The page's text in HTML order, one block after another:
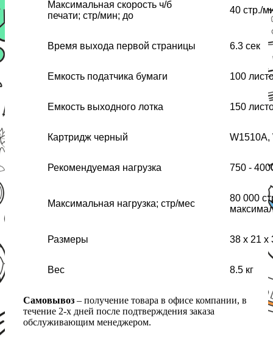
Максимальная скорость ч/б
печати; стр/мин; до
40 стр./
Время выхода первой страницы 6.3 сек
Емкость податчика бумаги 100
Емкость выходного лотка 150
Картридж черный W1510A,
Рекомендуемая нагрузка 750 -
Максимальная нагрузка; стр/мес
80 000
Размеры 38 х 21 х
Вес 8.5 кг
Самовывоз – получение товара в офисе компании, в
течение 2-х дней после подтверждения заказа
обслуживающим менеджером.